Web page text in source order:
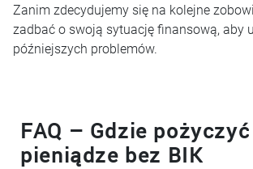
Zanim zdecydujemy się na kolejne
zadbać o swoją sytuację finansową, aby
późniejszych problemów.
FAQ – Gdzie pożyczyć
pieniądze bez BIK